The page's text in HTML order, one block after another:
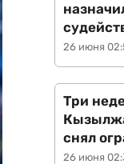
26 июня
26 июня
Три
снял